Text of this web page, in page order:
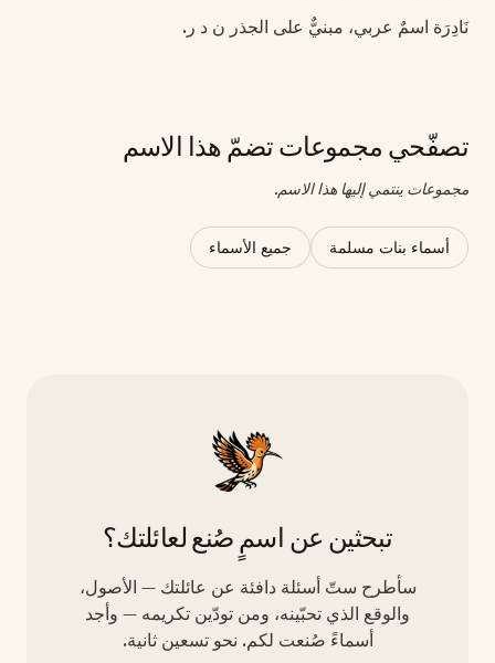
نَادِرَة اسمٌ عربي، مبنيٌّ على الجذر ن د ر.
تصفّحي مجموعات تضمّ هذا الاسم
مجموعات ينتمي إليها هذا الاسم.
أسماء بنات مسلمة جميع الأسماء
تبحثين عن اسمٍ صُنع لعائلتك؟
سأطرح ستّ أسئلة دافئة عن عائلتك — الأصول،
والوقع الذي تحبّينه، ومن تودّين تكريمه — وأجد
أسماءً صُنعت لكم. نحو تسعين ثانية.